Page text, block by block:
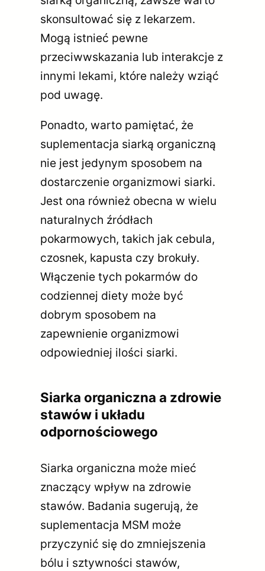
skonsultować się z lekarzem.
Mogą istnieć pewne
przeciwwskazania lub interakcje z
innymi lekami, które należy wziąć
pod uwagę.
Ponadto, warto pamiętać, że
suplementacja siarką organiczną
nie jest jedynym sposobem na
dostarczenie organizmowi siarki.
Jest ona również obecna w wielu
naturalnych źródłach
pokarmowych, takich jak cebula,
czosnek, kapusta czy brokuły.
Włączenie tych pokarmów do
codziennej diety może być
dobrym sposobem na
zapewnienie organizmowi
odpowiedniej ilości siarki.
Siarka organiczna a zdrowie
stawów i układu
odpornościowego
Siarka organiczna może mieć
znaczący wpływ na zdrowie
stawów. Badania sugerują, że
suplementacja MSM może
przyczynić się do zmniejszenia
bólu i sztywności stawów,